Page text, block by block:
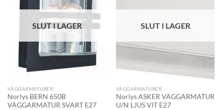
SLUT I LAGER
VÄGGARMATURER
Norlys BERN 650B
VÄGGARMATUR SVART E27
SLUT I LAGER
VÄGGARMATURER
Norlys ASKER VÄGGARMATUR
U/N LJUS VIT E27